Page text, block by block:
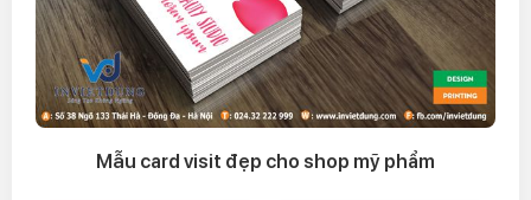
Mẫu card visit đẹp cho shop mỹ phẩm